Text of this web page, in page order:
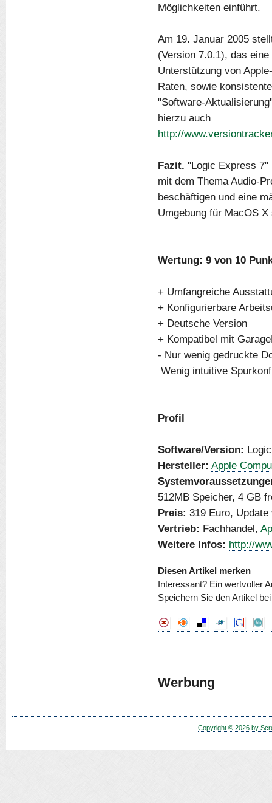
Möglichkeiten einführt.
Am 19. Januar 2005
(Version 7.0.1), das
Unterstützung von
Raten, sowie
"Software-
hierzu auch
http://
Fazit. "Logic Express
mit dem Thema Audio-
beschäftigen und eine
Umgebung für MacOS X
Wertung: 9 von 10
+ Umfangreiche
+ Konfigurierbare
+ Deutsche Version
+ Kompatibel mit
- Nur wenig gedruckte
 Wenig intuitive
Profil
Software/Version:
Hersteller: Apple
512MB Speicher, 4 GB
Preis: 319 Euro,
Vertrieb: Fachhandel,
Weitere Infos: http://
Diesen Artikel merken
Interessant? Ein wertvoller
Speichern Sie den Artikel
Werbung
Copyright © 2026 by